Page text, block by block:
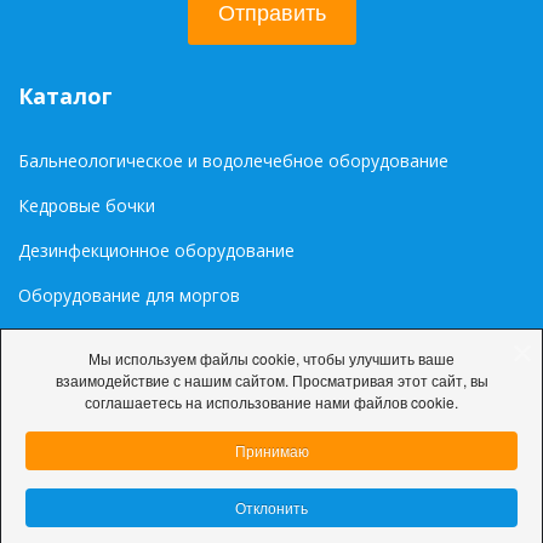
Мы используем файлы cookie, чтобы улучшить ваше
взаимодействие с нашим сайтом. Просматривая этот сайт, вы
соглашаетесь на использование нами файлов cookie.
Принимаю
Отклонить
Отправить
Каталог
Бальнеологическое и водолечебное оборудование
Кедровые бочки
Дезинфекционное оборудование
Оборудование для моргов
Палитра цветов RAL
© 2026 ООО «ДарниЛюкС»